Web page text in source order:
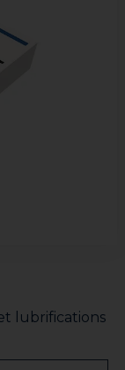
lubrifications